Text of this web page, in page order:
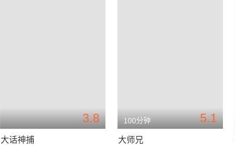
3.8
大话神捕
5.1
100分钟
大师兄